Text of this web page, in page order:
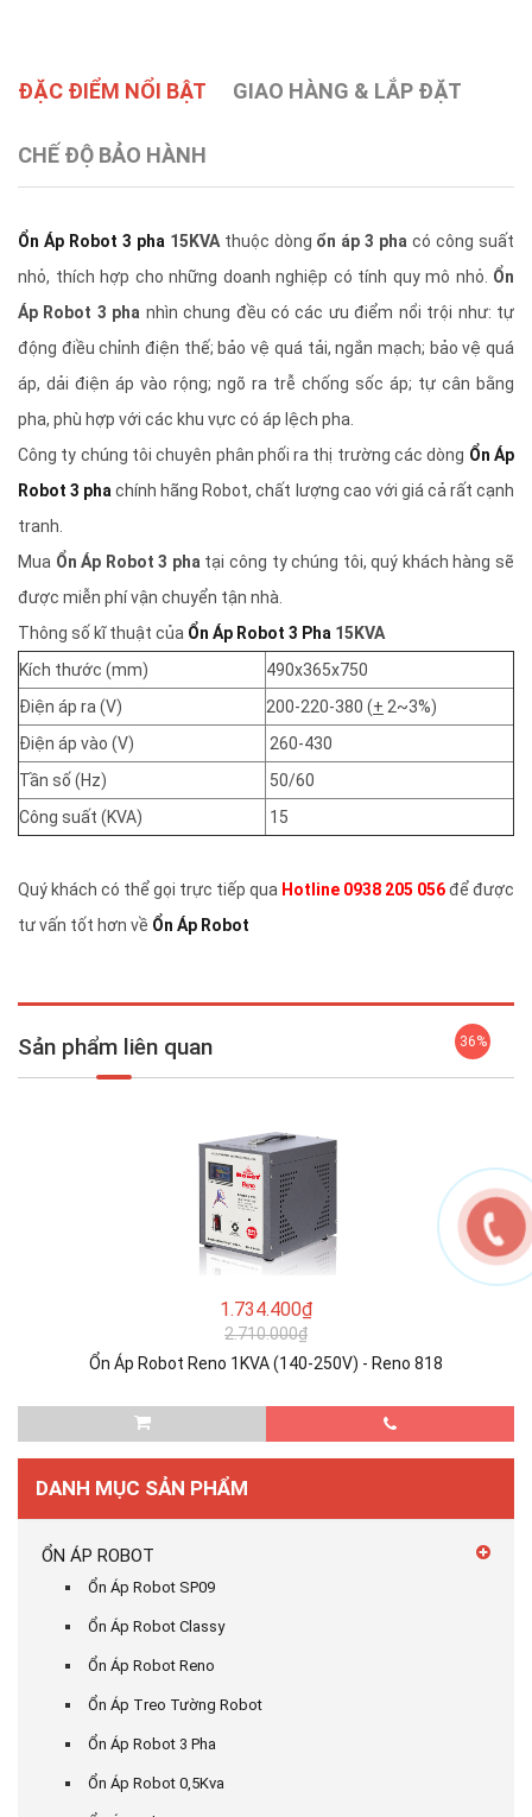
ĐẶC ĐIỂM NỔI BẬT GIAO HÀNG & LẮP ĐẶT
CHẾ ĐỘ BẢO HÀNH
Ổn Áp Robot 3 pha 15KVAthuộc dòng ổn áp 3 pha có công suất
nhỏ, thích hợp cho những doanh nghiệp có tính quy mô nhỏ. Ổn
Áp Robot 3 pha nhìn chung đều có các ưu điểm nổi trội như: tự
động điều chỉnh điện thế; bảo vệ quá tải, ngắn mạch; bảo vệ quá
áp, dải điện áp vào rộng; ngõ ra trễ chống sốc áp; tự cân bằng
pha, phù hợp với các khu vực có áp lệch pha.
Công ty chúng tôi chuyên phân phối ra thị trường các dòng Ổn Áp
Robot 3 phachính hãng Robot, chất lượng cao với giá cả rất cạnh
tranh.
Mua Ổn Áp Robot 3 pha tại công ty chúng tôi, quý khách hàng sẽ
được miễn phí vận chuyển tận nhà.
Thông số kĩ thuật của Ổn Áp Robot 3 Pha 15KVA
Kích thước (mm)
490x365x750
Điện áp ra (V)
200-220-380 (+ 2~3%)
Điện áp vào (V)
260-430
Tần số (Hz)
50/60
Công suất (KVA)
15
Quý khách có thể gọi trực tiếp qua Hotline 0938 205 056để được
tư vấn tốt hơn về Ổn Áp Robot
Sản phẩm liên quan
1.734.400₫
2.710.000₫
Ổn Áp Robot Reno 1KVA (140-250V) - Reno 818
36%
DANH MỤC SẢN PHẨM
ỔN ÁP ROBOT
Ổn Áp Robot SP09
Ổn Áp Robot Classy
Ổn Áp Robot Reno
Ổn Áp Treo Tường Robot
Ổn Áp Robot 3 Pha
Ổn Áp Robot 0,5Kva